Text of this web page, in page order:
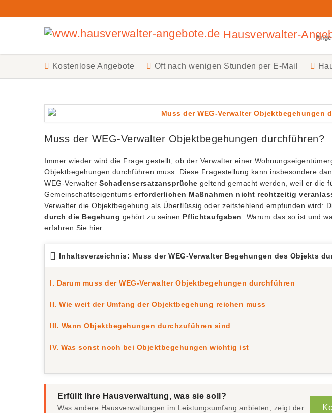
Hausverwalter-
Kostenlose Angebote Oft nach wenigen Stunden per E-Mail
Muss der WEG-Verwalter Objektbegehungen durchführen?
Immer wieder wird die Frage gestellt, ob der Verwalter einer
Objektbegehungen durchführen muss. Diese Fragestellung kann insbesondere
WEG-Verwalter Schadensersatzansprüche geltend gemacht werden, weil er die
Gemeinschaftseigentums erforderlichen Maßnahmen nicht rechtzeitig
Verwalter die Objektbegehung als Überflüssig oder zeitstehlend empfunden wird:
durch die Begehung gehört zu seinen Pflichtaufgaben . Warum das so ist und
erfahren Sie hier.
Inhaltsverzeichnis: Muss der WEG-Verwalter Begehungen des Objekts
I. Darum muss der WEG-Verwalter Objektbegehungen durchführen
II. Wie weit der Umfang der Objektbegehung reichen muss
III. Wann Objektbegehungen durchzuführen sind
IV. Was sonst noch bei Objektbegehungen wichtig ist
Erfüllt Ihre Hausverwaltung, was sie soll?
Was andere Hausverwaltungen im Leistungsumfang anbieten, zeigt der